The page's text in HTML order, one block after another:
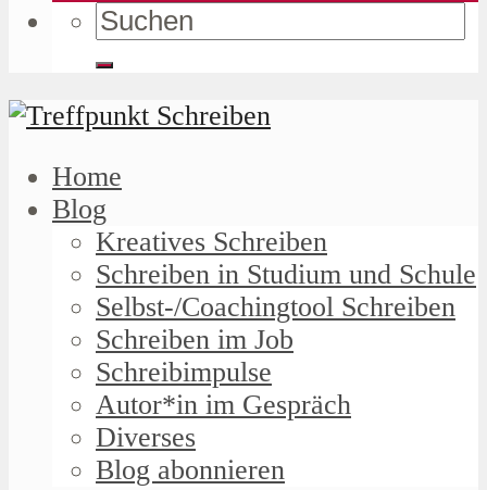
Home
Blog
Kreatives Schreiben
Schreiben in Studium und Schule
Selbst-/Coachingtool Schreiben
Schreiben im Job
Schreibimpulse
Autor*in im Gespräch
Diverses
Blog abonnieren